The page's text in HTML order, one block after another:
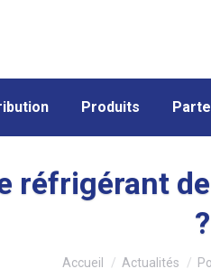
Produits
réfrigérant
?
Accueil Actualités